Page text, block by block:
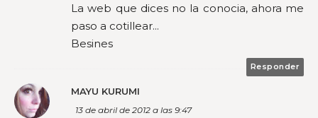
La web que dices no la conocia, ahora me
paso a cotillear...
Besines
Responder
MAYU KURUMI
13 de abril de 2012 a las 9:47